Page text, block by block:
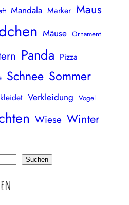
Mandala Marker Maus
Mäuse Ornament
Panda Pizza
Schnee Sommer
Verkleidung Vogel
Wiese Winter
Suchen